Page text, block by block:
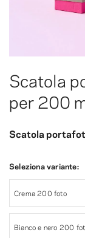
Scatola
per 200
Scatola
Seleziona variante:
Crema 200 foto
Bianco e nero 200